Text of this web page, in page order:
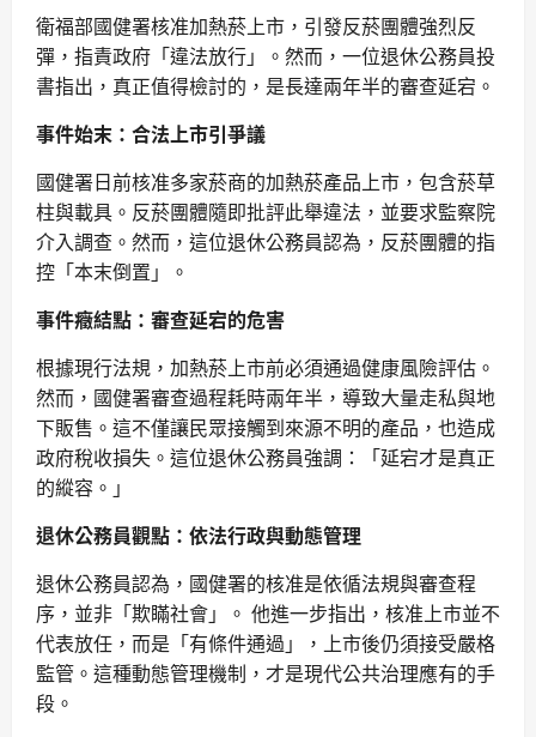
衛福部國健署核准加熱菸上市，引發反菸團體強烈反
彈，指責政府「違法放行」。然而，一位退休公務員投
書指出，真正值得檢討的，是長達兩年半的審查延宕。
事件始末：合法上市引爭議
國健署日前核准多家菸商的加熱菸產品上市，包含菸草
柱與載具。反菸團體隨即批評此舉違法，並要求監察院
介入調查。然而，這位退休公務員認為，反菸團體的指
控「本末倒置」。
事件癥結點：審查延宕的危害
根據現行法規，加熱菸上市前必須通過健康風險評估。
然而，國健署審查過程耗時兩年半，導致大量走私與地
下販售。這不僅讓民眾接觸到來源不明的產品，也造成
政府稅收損失。這位退休公務員強調：「延宕才是真正
的縱容。」
退休公務員觀點：依法行政與動態管理
退休公務員認為，國健署的核准是依循法規與審查程
序，並非「欺瞞社會」。 他進一步指出，核准上市並不
代表放任，而是「有條件通過」，上市後仍須接受嚴格
監管。這種動態管理機制，才是現代公共治理應有的手
段。